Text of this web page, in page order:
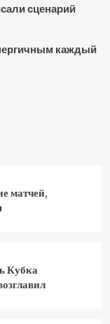
сценарий
каждый
матчей,
Кубка